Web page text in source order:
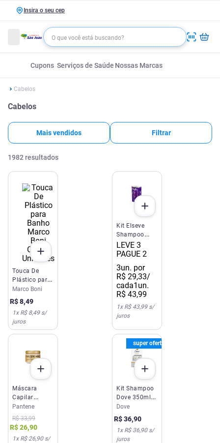
Insira o seu cep
Cupons Serviços de Saúde Nossas Marcas
Cabelos
Cabelos
Mais vendidos Filtrar
1982 resultados
Touca De
Plástico para
Banho Marco
Boni Com 2
Unidades
Marco Boni
R$8,49
1x R$ 8,49s/
juros
Kit Elseve
Shampoo
385ml +
Condicionador
Lifter 170ml
LEVE 3
PAGUE 2
3un. por
R$ 29,33/
cada1un.
R$ 43,99
1x R$ 43,99s/
juros
Máscara
Capilar
Pantene Pro-
V Hidratação
270ml
Pantene
R$ 33,99
R$26,90
1x R$ 26,90s/
super oferta
Kit Shampoo
Dove 350ml +
Condicionador
Dove Bond
Intense Repair
150ml
Dove
R$36,90
1x R$ 36,90s/
juros